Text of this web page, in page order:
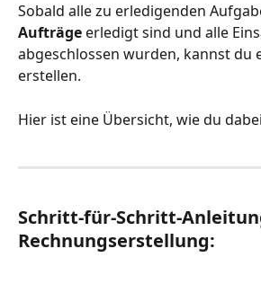
Sobald alle zu erledigenden
Aufträge erledigt sind und alle
abgeschlossen wurden, kannst du
erstellen.
Hier ist eine Übersicht, wie du
Schritt-für-Schritt-
Rechnungserstellung: